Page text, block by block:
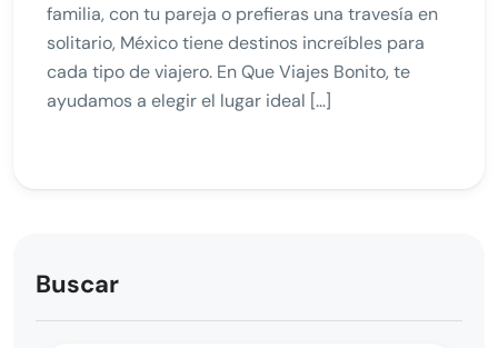
familia, con tu pareja o prefieras una travesía en
solitario, México tiene destinos increíbles para
cada tipo de viajero. En Que Viajes Bonito, te
ayudamos a elegir el lugar ideal […]
Buscar